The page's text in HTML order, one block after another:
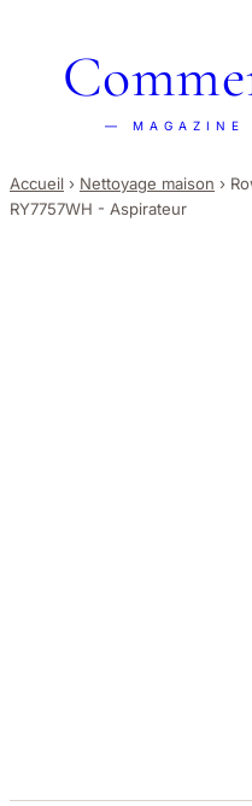
— MAGAZINE
Accueil › Nettoyage maison ›
RY7757WH - Aspirateur